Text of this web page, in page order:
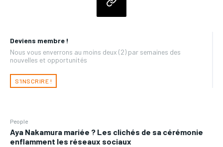
Deviens membre !
Nous vous enverrons au moins deux (2) par semaines des
nouvelles et opportunités
S'INSCRIRE !
People
Aya Nakamura mariée ? Les clichés de sa cérémonie
enflamment les réseaux sociaux